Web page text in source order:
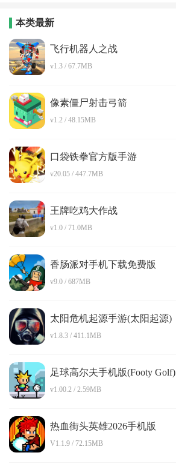
本类最新
飞行机器人之战
v1.3 / 67.7MB
像素僵尸射击弓箭
v1.2 / 48.15MB
口袋铁拳官方版手游
v20.05 / 447.7MB
王牌吃鸡大作战
v1.0 / 71.0MB
香肠派对手机下载免费版
v9.0 / 687MB
太阳危机起源手游(太阳起源)
v1.8.3 / 411.1MB
足球高尔夫手机版(Footy Golf)
v1.00.2 / 2.59MB
热血街头英雄2026手机版
V1.1.9 / 72.15MB